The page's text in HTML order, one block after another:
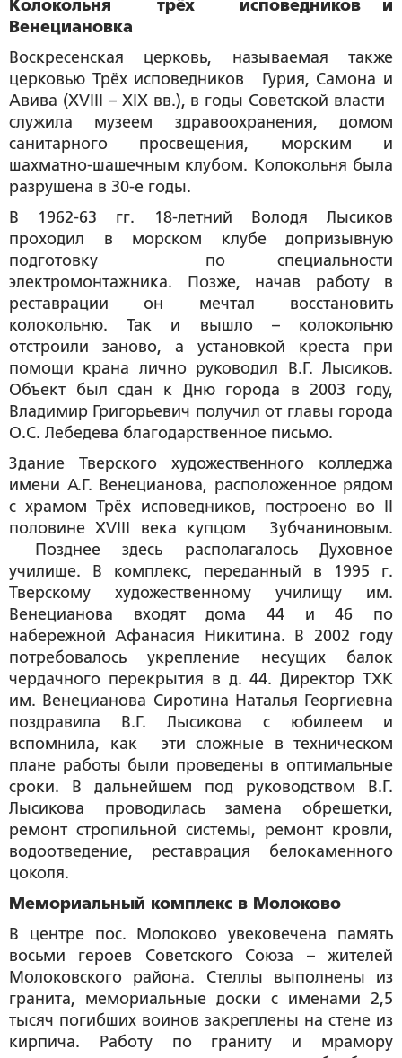
Колокольня трёх исповедников и
Венециановка
Воскресенская церковь, называемая также
церковью Трёх исповедников Гурия, Самона и
Авива (XVIII – XIX вв.), в годы Советской власти
служила музеем здравоохранения, домом
санитарного просвещения, морским и
шахматно-шашечным клубом. Колокольня была
разрушена в 30-е годы.
В 1962-63 гг. 18-летний Володя Лысиков
проходил в морском клубе допризывную
подготовку по специальности
электромонтажника. Позже, начав работу в
реставрации он мечтал восстановить
колокольню. Так и вышло – колокольню
отстроили заново, а установкой креста при
помощи крана лично руководил В.Г. Лысиков.
Объект был сдан к Дню города в 2003 году,
Владимир Григорьевич получил от главы города
О.С. Лебедева благодарственное письмо.
Здание Тверского художественного колледжа
имени А.Г. Венецианова, расположенное рядом
с храмом Трёх исповедников, построено во II
половине XVIII века купцом Зубчаниновым.
Позднее здесь располагалось Духовное
училище. В комплекс, переданный в 1995 г.
Тверскому художественному училищу им.
Венецианова входят дома 44 и 46 по
набережной Афанасия Никитина. В 2002 году
потребовалось укрепление несущих балок
чердачного перекрытия в д. 44. Директор ТХК
им. Венецианова Сиротина Наталья Георгиевна
поздравила В.Г. Лысикова с юбилеем и
вспомнила, как эти сложные в техническом
плане работы были проведены в оптимальные
сроки. В дальнейшем под руководством В.Г.
Лысикова проводилась замена обрешетки,
ремонт стропильной системы, ремонт кровли,
водоотведение, реставрация белокаменного
цоколя.
Мемориальный комплекс в Молоково
В центре пос. Молоково увековечена память
восьми героев Советского Союза – жителей
Молоковского района. Стеллы выполнены из
гранита, мемориальные доски с именами 2,5
тысяч погибших воинов закреплены на стене из
кирпича. Работу по граниту и мрамору